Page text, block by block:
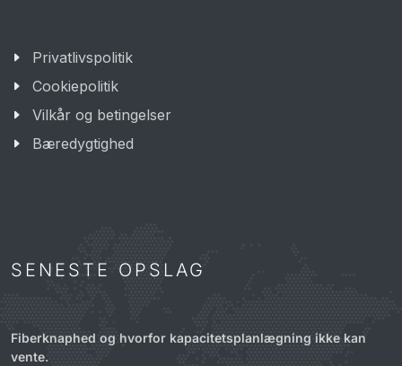
Privatlivspolitik
Cookiepolitik
Vilkår og betingelser
Bæredygtighed
SENESTE OPSLAG
Fiberknaphed og hvorfor kapacitetsplanlægning ikke kan
vente.